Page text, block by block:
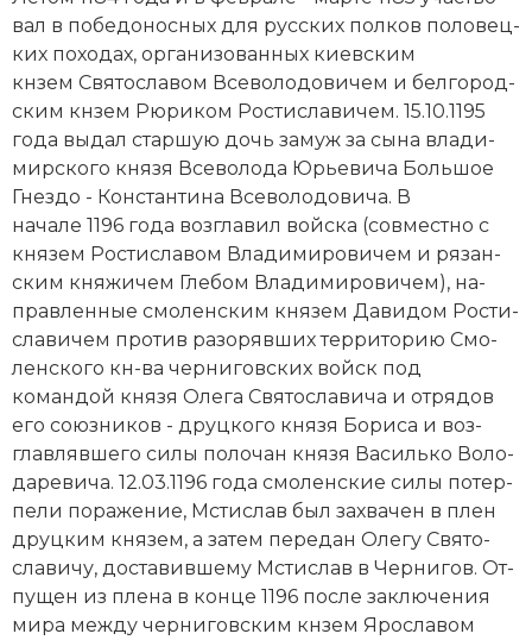
Новая история
Новейшая история
Образование
Общественные объединения и организации
Политическая история
Революции и народные движения
Религия и церковь
Северная Америка
Социально-экономическая история
Специальные исторические дисциплины
вал в по­бе­до­нос­ных для русских пол­ков по­ло­вец­
ких по­хо­дах, ор­га­ни­зо­ван­ных ки­ев­ским
кнзем Свя­то­сла­вом Все­во­ло­до­ви­чем и бел­го­род­
ским кнзем Рю­ри­ком Рос­ти­сла­ви­чем. 15.10.1195
года вы­дал стар­шую дочь за­муж за сы­на вла­ди­
мир­ско­го князя Все­во­ло­да Юрь­е­ви­ча Боль­шое
Гнез­до - Кон­стан­ти­на Все­во­ло­до­ви­ча. В
начале 1196 года воз­гла­вил вой­ска (совместно с
князем Рос­ти­сла­вом Вла­ди­ми­ро­ви­чем и ря­зан­
ским кня­жи­чем Гле­бом Вла­ди­ми­ро­ви­чем), на­
прав­лен­ные смо­лен­ским князем Да­ви­дом Рос­ти­
сла­ви­чем про­тив ра­зо­ряв­ших тер­ри­то­рию Смо­
лен­ско­го кн-ва чер­ни­гов­ских войск под
командой князя Оле­га Свя­то­сла­ви­ча и от­ря­дов
его со­юз­ни­ков - друц­ко­го князя Бо­ри­са и воз­
глав­ляв­ше­го силы по­ло­чан князя Ва­силь­ко Во­ло­
да­ре­ви­ча. 12.03.1196 года смо­лен­ские си­лы по­тер­
пе­ли по­ра­же­ние, Мстислав был за­хва­чен в плен
друц­ким кня­зем, а за­тем пе­ре­дан Оле­гу Свя­то­
сла­ви­чу, дос­та­вив­ше­му Мстислав в Чер­ни­гов. От­
пу­щен из пле­на в конце 1196 по­сле за­клю­че­ния
ми­ра ме­ж­ду чер­ни­гов­ским кнзем Яро­сла­вом